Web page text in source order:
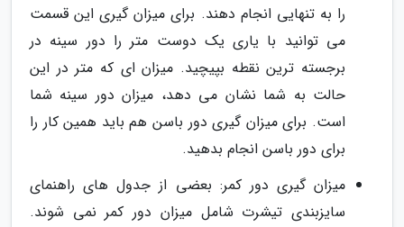
را به تنهایی انجام دهند. برای میزان گیری این قسمت
می توانید با یاری یک دوست متر را دور سینه در
برجسته ترین نقطه بپیچید. میزان ای که متر در این
حالت به شما نشان می دهد، میزان دور سینه شما
است. برای میزان گیری دور باسن هم باید همین کار را
برای دور باسن انجام بدهید.
میزان گیری دور کمر: بعضی از جدول های راهنمای
سایزبندی تیشرت شامل میزان دور کمر نمی شوند.